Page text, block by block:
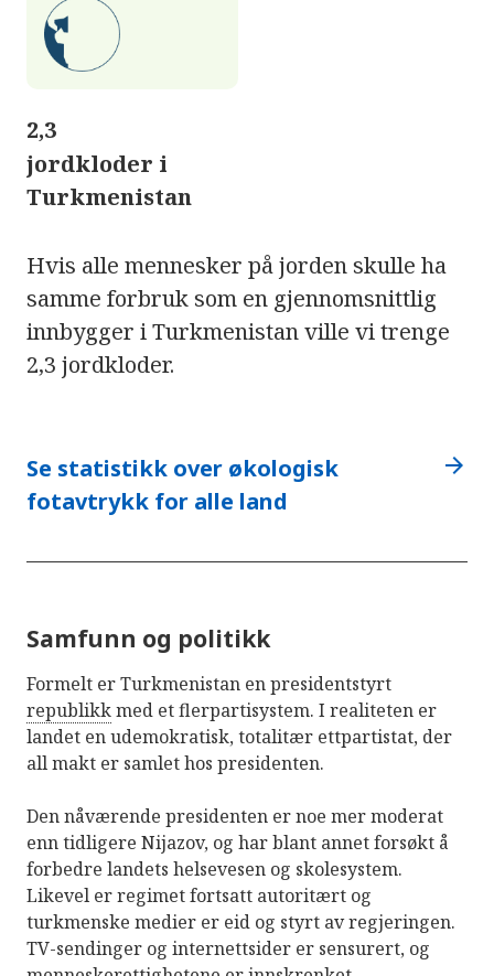
2,3
jordkloder i
Turkmenistan
Hvis alle mennesker på jorden skulle ha
samme forbruk som en gjennomsnittlig
innbygger i Turkmenistan ville vi trenge
2,3 jordkloder.
Se statistikk over økologisk
fotavtrykk for alle land
arrow_forward
Samfunn og politikk
Formelt er Turkmenistan en presidentstyrt
republikkmed et flerpartisystem. I realiteten er
landet en udemokratisk, totalitær ettpartistat, der
all makt er samlet hos presidenten.
Den nåværende presidenten er noe mer moderat
enn tidligere Nijazov, og har blant annet forsøkt å
forbedre landets helsevesen og skolesystem.
Likevel er regimet fortsatt autoritært og
turkmenske medier er eid og styrt av regjeringen.
TV-sendinger og internettsider er sensurert, og